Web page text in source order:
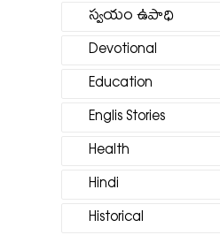
స్వయం ఉపాధి
Devotional
Education
Englis Stories
Health
Hindi
Historical